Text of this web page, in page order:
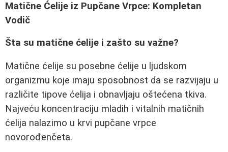
Matične Ćelije iz Pupčane Vrpce: Kompletan
Vodič
Šta su matične ćelije i zašto su važne?
Matične ćelije su posebne ćelije u ljudskom
organizmu koje imaju sposobnost da se razvijaju u
različite tipove ćelija i obnavljaju oštećena tkiva.
Najveću koncentraciju mladih i vitalnih matičnih
ćelija nalazimo u krvi pupčane vrpce
novorođenčeta.